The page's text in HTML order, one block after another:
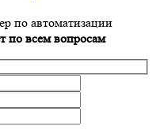
по автоматизации
по всем вопросам